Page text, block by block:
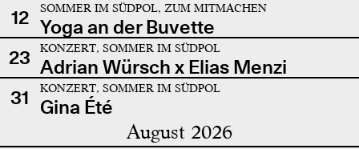
12 SOMMER IM SÜDPOL, ZUM MITMACHEN
Yoga an der Buvette
23
KONZERT, SOMMER IM SÜDPOL
Adrian Würsch x Elias Menzi
31
KONZERT, SOMMER IM SÜDPOL
Gina Été
August 2026